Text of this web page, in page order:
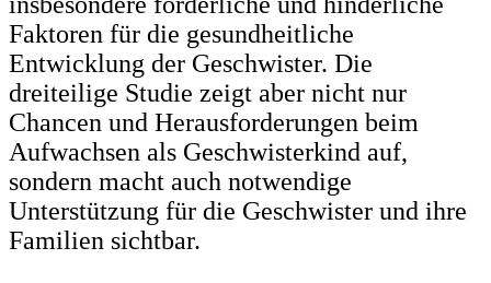
Faktoren für die gesundheitliche
Entwicklung der Geschwister. Die
dreiteilige Studie zeigt aber nicht nur
Chancen und Herausforderungen beim
Aufwachsen als Geschwisterkind auf,
sondern macht auch notwendige
Unterstützung für die Geschwister und ihre
Familien sichtbar.